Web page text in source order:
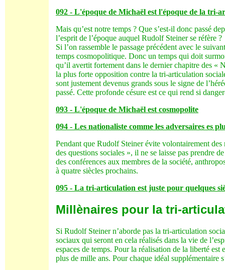
092 - L'époque de Michaël est l'époque de la tri-
Mais qu’est notre temps ? Que s’est-il donc passé
l’esprit de l’époque auquel Rudolf Steiner se réfère ?
Si l’on rassemble le passage précédent avec le
temps cosmopolitique. Donc un temps qui doit
qu’il avertit fortement dans le dernier chapitre des «
la plus forte opposition contre la tri-articulation
sont justement devenus grands sous le signe de
passé. Cette profonde césure est ce qui rend si
093 - L'époque de Michaël est cosmopolite
094 - Les nationaliste comme les adversaires es
Pendant que Rudolf Steiner évite volontairement
des questions sociales », il ne se laisse pas prendre
des conférences aux membres de la société,
à quatre siècles prochains.
095 - La tri-articulation est juste pour quelques
Millènaires pour la tri-
Si Rudolf Steiner n’aborde pas la tri-articulation
sociaux qui seront en cela réalisés dans la vie de
espaces de temps. Pour la réalisation de la liberté
plus de mille ans. Pour chaque idéal supplémentaire